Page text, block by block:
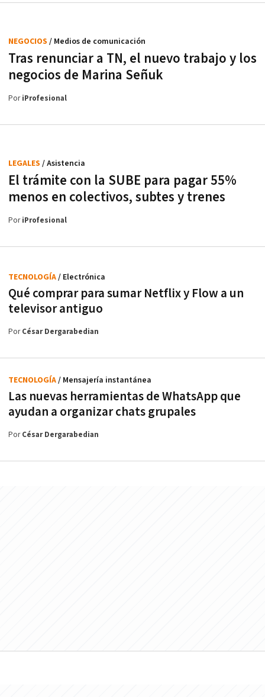
Tras renunciar a TN, el nuevo trabajo y los
negocios de Marina Señuk
NEGOCIOS / Medios de comunicación
PoriProfesional
El trámite con la SUBE para pagar 55%
menos en colectivos, subtes y trenes
LEGALES / Asistencia
PoriProfesional
Qué comprar para sumar Netflix y Flow a un
televisor antiguo
TECNOLOGÍA/ Electrónica
PorCésar Dergarabedian
Las nuevas herramientas de WhatsApp que
ayudan a organizar chats grupales
TECNOLOGÍA/ Mensajería instantánea
PorCésar Dergarabedian